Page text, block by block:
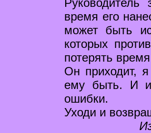
время его
может быть
которых
потерять
Он приходит,
ему быть. И
ошибки.
Уходи и